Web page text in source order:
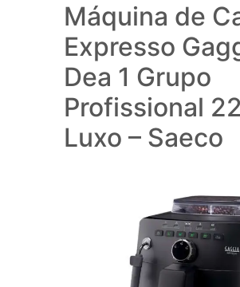
Máquina de
Expresso
Dea 1 Grupo
Profissional
Luxo – Saeco